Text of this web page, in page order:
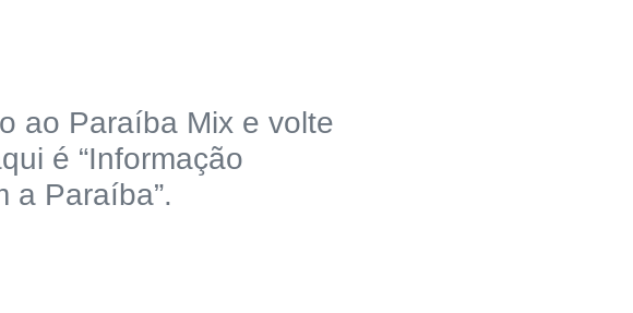
ao Paraíba Mix e volte
é “Informação
a Paraíba”.